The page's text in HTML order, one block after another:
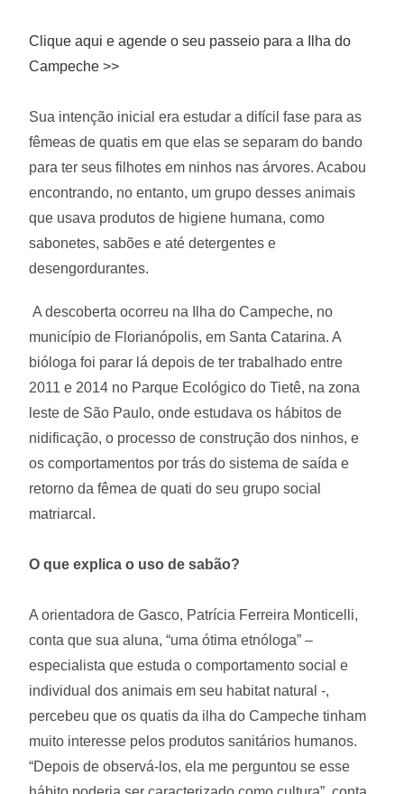
Clique aqui e agende o seu passeio para a Ilha do
Campeche >>
Sua intenção inicial era estudar a difícil fase para as
fêmeas de quatis em que elas se separam do bando
para ter seus filhotes em ninhos nas árvores. Acabou
encontrando, no entanto, um grupo desses animais
que usava produtos de higiene humana, como
sabonetes, sabões e até detergentes e
desengordurantes.
A descoberta ocorreu na Ilha do Campeche, no
município de Florianópolis, em Santa Catarina. A
bióloga foi parar lá depois de ter trabalhado entre
2011 e 2014 no Parque Ecológico do Tietê, na zona
leste de São Paulo, onde estudava os hábitos de
nidificação, o processo de construção dos ninhos, e
os comportamentos por trás do sistema de saída e
retorno da fêmea de quati do seu grupo social
matriarcal.
O que explica o uso de sabão?
A orientadora de Gasco, Patrícia Ferreira Monticelli,
conta que sua aluna, “uma ótima etnóloga” –
especialista que estuda o comportamento social e
individual dos animais em seu habitat natural -,
percebeu que os quatis da ilha do Campeche tinham
muito interesse pelos produtos sanitários humanos.
“Depois de observá-los, ela me perguntou se esse